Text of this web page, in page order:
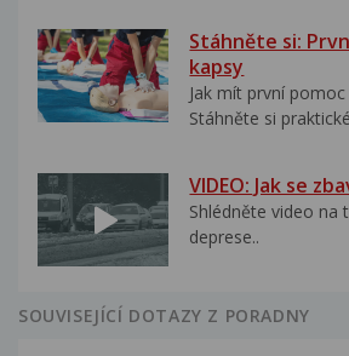
Stáhněte si:
kapsy
Jak mít první
Stáhněte si
VIDEO: Jak se
Shlédněte video na
deprese..
SOUVISEJÍCÍ DOTAZY Z PORADNY